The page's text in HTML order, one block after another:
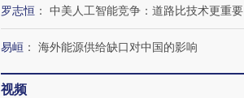
罗志恒 ： 中美人工智能竞争：道路比技术更重要
易峘 ： 海外能源供给缺口对中国的影响
视频